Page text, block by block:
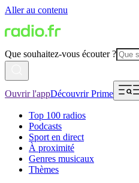
Aller au contenu
Que souhaitez-vous écouter ?
Ouvrir l'appDécouvrir Prime
Top 100 radios
Podcasts
Sport en direct
À proximité
Genres musicaux
Thèmes